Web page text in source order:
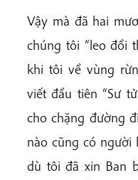
Vậy mà đã hai
chúng tôi “leo đồi
khi tôi về vùng
viết đầu tiên “Sư
cho chặng đường
nào cũng có người
dù tôi đã xin Ban